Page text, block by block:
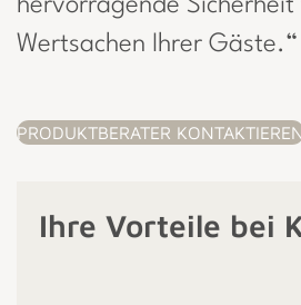
hervorragende
Wertsachen Ihrer Gäste.“
PRODUKTBERATER
Ihre Vorteile bei